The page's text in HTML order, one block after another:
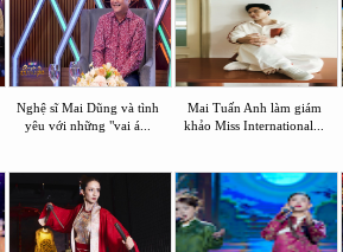
Nghệ sĩ Mai Dũng và tình
yêu với những "vai á...
Mai Tuấn Anh làm giám
khảo Miss International...